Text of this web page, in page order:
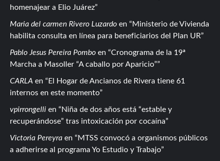
homenajear a Elio Juárez
Maria del carmen Rivero Luzardo en
Ministerio de Vivienda
habilita consulta en línea para beneficiarios del Plan UR
Pablo Jesus Pereira Pombo en
Cronograma de la 19ª
Marcha a Masoller “A caballo por Aparicio”
CARLA en
El Hogar de Ancianos de Rivera tiene 61
internos en este momento
vpirrongelli en
Niña de dos años está “estable y
recuperándose” tras intoxicación por cocaína
Victoria Pereyra en
MTSS convocó a organismos públicos
a adherirse al programa Yo Estudio y Trabajo